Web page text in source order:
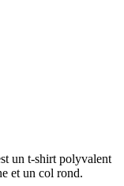
un t-shirt polyvalent
et un col rond.